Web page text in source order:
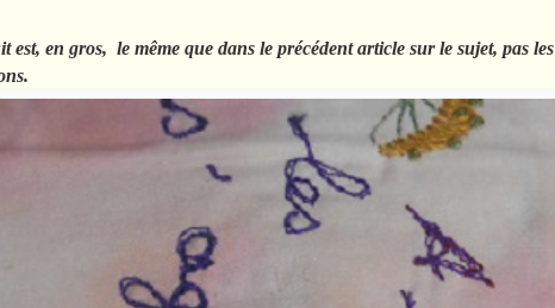
est, en gros, le même que dans le précédent article sur le sujet, pas les